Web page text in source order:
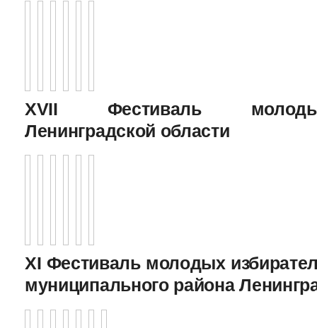
XVII Фестиваль
Ленинградской области
XI Фестиваль молодых
муниципального района